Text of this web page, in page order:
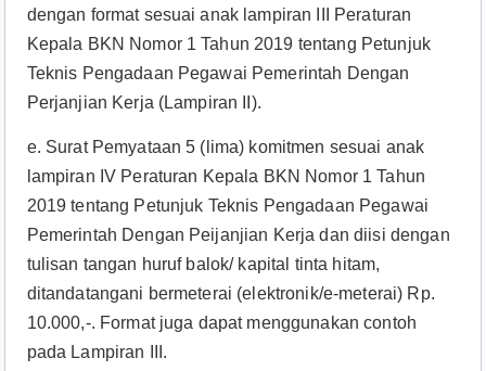
dengan format sesuai anak lampiran III Peraturan
Kepala BKN Nomor 1 Tahun 2019 tentang Petunjuk
Teknis Pengadaan Pegawai Pemerintah Dengan
Perjanjian Kerja (Lampiran II).
e. Surat Pemyataan 5 (lima) komitmen sesuai anak
lampiran IV Peraturan Kepala BKN Nomor 1 Tahun
2019 tentang Petunjuk Teknis Pengadaan Pegawai
Pemerintah Dengan Peijanjian Kerja dan diisi dengan
tulisan tangan huruf balok/ kapital tinta hitam,
ditandatangani bermeterai (elektronik/e-meterai) Rp.
10.000,-. Format juga dapat menggunakan contoh
pada Lampiran III.